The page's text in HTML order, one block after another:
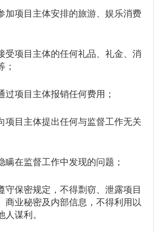
加项目主体安排的旅游、娱乐消费
受项目主体的任何礼品、礼金、消
；
过项目主体报销任何费用；
项目主体提出任何与监督工作无关
瞒在监督工作中发现的问题；
守保密规定，不得剽窃、泄露项目
商业秘密及内部信息，不得利用以
谋利。